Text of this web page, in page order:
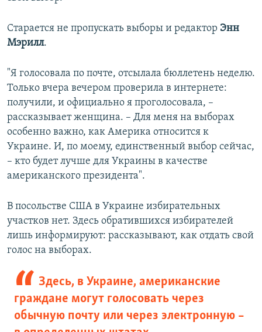
Старается не пропускать выборы и редактор Энн
Мэрилл.
"Я голосовала по почте, отсылала бюллетень неделю.
Только вчера вечером проверила в интернете:
получили, и официально я проголосовала, –
рассказывает женщина. – Для меня на выборах
особенно важно, как Америка относится к
Украине. И, по моему, единственный выбор сейчас,
– кто будет лучше для Украины в качестве
американского президента".
В посольстве США в Украине избирательных
участков нет. Здесь обратившихся избирателей
лишь информируют: рассказывают, как отдать свой
голос на выборах.
Здесь, в Украине, американские
граждане могут голосовать через
обычную почту или через электронную –